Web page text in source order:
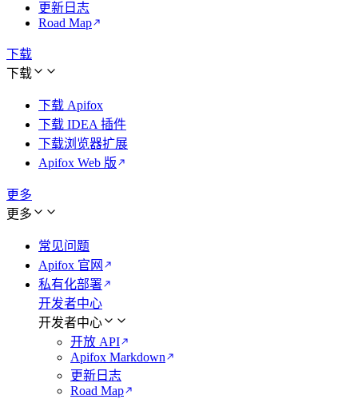
更新日志
Road Map
下载
下载
下载 Apifox
下载 IDEA 插件
下载浏览器扩展
Apifox Web 版
更多
更多
常见问题
Apifox 官网
私有化部署
开发者中心
开发者中心
开放 API
Apifox Markdown
更新日志
Road Map